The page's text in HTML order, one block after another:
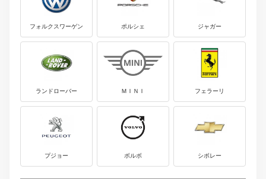
フォルクスワーゲン ポルシェ ジャガー
ランドローバー ＭＩＮＩ フェラーリ
プジョー ボルボ シボレー